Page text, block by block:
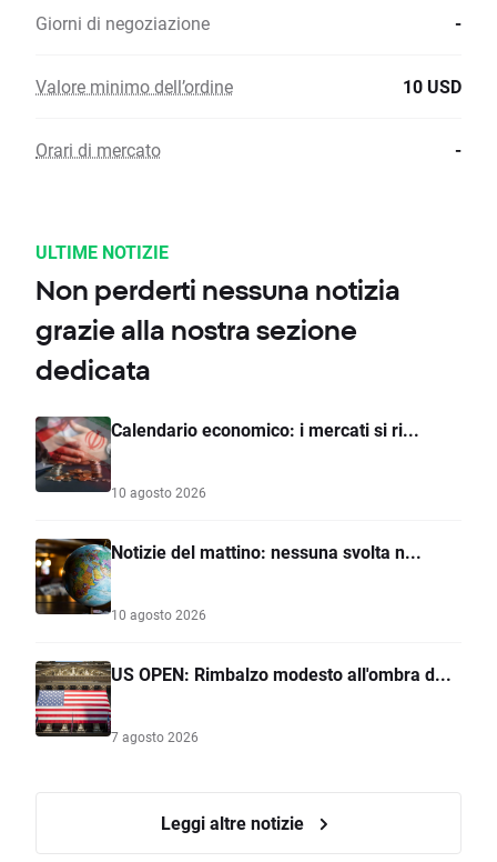
Giorni di negoziazione -
Valore minimo dell’ordine 10 USD
Orari di mercato -
ULTIME NOTIZIE
Non perderti nessuna notizia
grazie alla nostra sezione
dedicata
Calendario economico: i mercati si ri...
10 agosto 2026
Notizie del mattino: nessuna svolta n...
10 agosto 2026
US OPEN: Rimbalzo modesto all'ombra d...
7 agosto 2026
Leggi altre notizie